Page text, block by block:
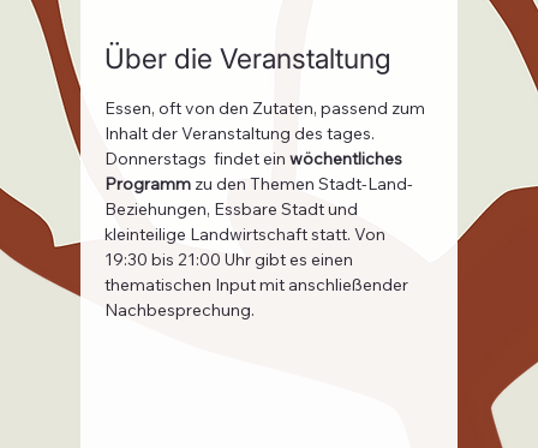
Über die Veranstaltung
Essen, oft von den Zutaten, passend zum
Inhalt der Veranstaltung des tages.
Donnerstags  findet ein wöchentliches
Programm zu den Themen Stadt-Land-
Beziehungen, Essbare Stadt und
kleinteilige Landwirtschaft statt. Von
19:30 bis 21:00 Uhr gibt es einen
thematischen Input mit anschließender
Nachbesprechung.